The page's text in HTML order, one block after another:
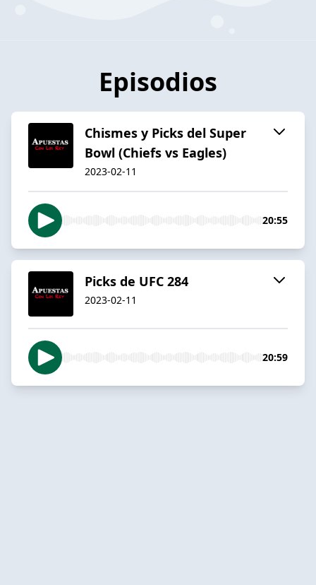
Episodios
Chismes y Picks del Super
Bowl (Chiefs vs Eagles)
2023-02-11
20:55
Picks de UFC 284
2023-02-11
20:59